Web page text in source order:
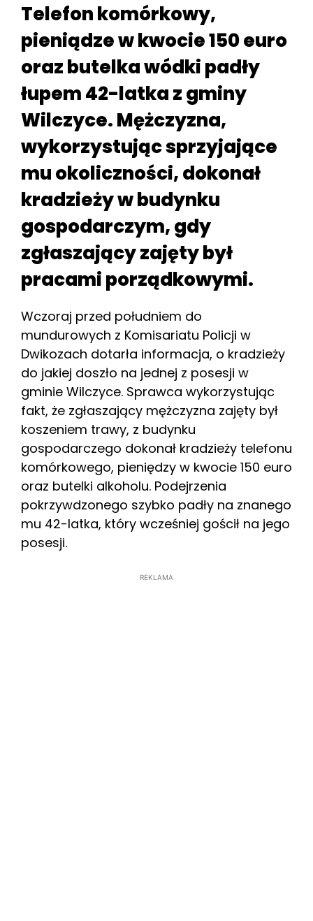
Telefon komórkowy,
pieniądze w kwocie 150 euro
oraz butelka wódki padły
łupem 42-latka z gminy
Wilczyce. Mężczyzna,
wykorzystując sprzyjające
mu okoliczności, dokonał
kradzieży w budynku
gospodarczym, gdy
zgłaszający zajęty był
pracami porządkowymi.
Wczoraj przed południem do
mundurowych z Komisariatu Policji w
Dwikozach dotarła informacja, o kradzieży
do jakiej doszło na jednej z posesji w
gminie Wilczyce. Sprawca wykorzystując
fakt, że zgłaszający mężczyzna zajęty był
koszeniem trawy, z budynku
gospodarczego dokonał kradzieży telefonu
komórkowego, pieniędzy w kwocie 150 euro
oraz butelki alkoholu. Podejrzenia
pokrzywdzonego szybko padły na znanego
mu 42-latka, który wcześniej gościł na jego
posesji.
REKLAMA